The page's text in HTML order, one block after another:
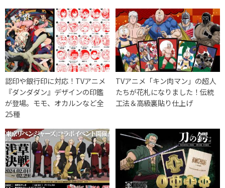
認印や銀行印に対応！TVアニメ
『ダンダダン』デザインの印鑑
が登場。モモ、オカルンなど全
25種
TVアニメ「キン肉マン」の超人
たちが花札になりました！伝統
工法＆高級裏貼り仕上げ